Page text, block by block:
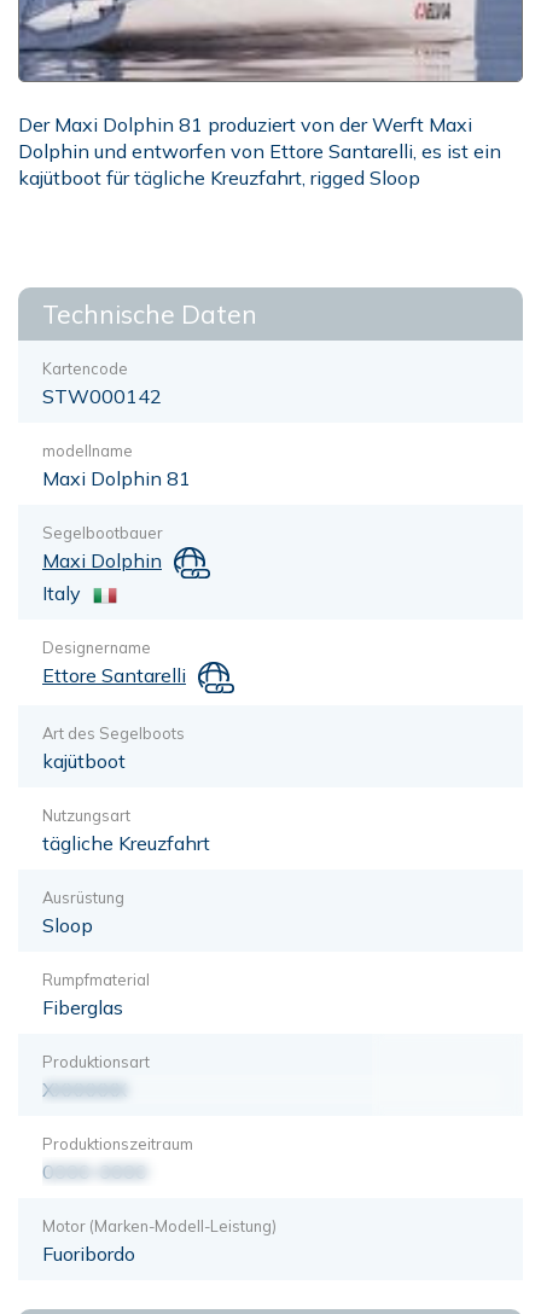
Der Maxi Dolphin 81 produziert von der Werft Maxi
Dolphin und entworfen von Ettore Santarelli, es ist ein
kajütboot für tägliche Kreuzfahrt, rigged Sloop
Technische Daten
Kartencode
STW000142
modellname
Maxi Dolphin 81
Segelbootbauer
Maxi Dolphin
Italy
Designername
Ettore Santarelli
Art des Segelboots
kajütboot
Nutzungsart
tägliche Kreuzfahrt
Ausrüstung
Sloop
Rumpfmaterial
Fiberglas
Produktionsart
XXXXXXX
Produktionszeitraum
0000-0000
Motor (Marken-Modell-Leistung)
Fuoribordo